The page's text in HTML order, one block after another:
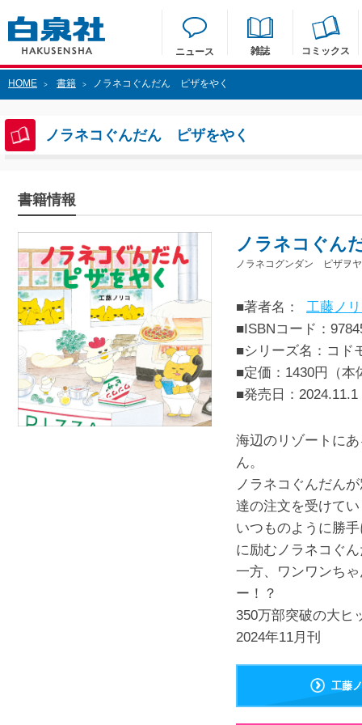
ニュース 雑誌 コミックス
HOME > 書籍 > ノラネコぐんだん ピザをやく
ノラネコぐんだん ピザをやく
書籍情報
ノラネコぐん
ノラネコグンダン ピザヲ
■著者名：
工藤ノ
■ISBNコード：
■シリーズ名：コド
■定価：1430円（本
■発売日： 2024.11.1
海辺のリゾートに
ん。
ノラネコぐんだん
達の注文を受けて
いつものように勝
に励むノラネコぐ
一方、ワンワンち
ー！？
350万部突破の大ヒ
2024年11月刊
工藤